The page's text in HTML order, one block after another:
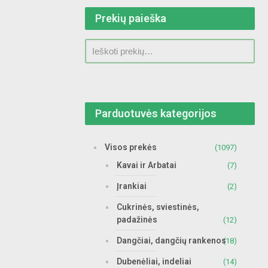
Prekių paieška
Parduotuvės kategorijos
Visos prekės (1097)
Kavai ir Arbatai (7)
Įrankiai (2)
Cukrinės, sviestinės,
padažinės
(12)
Dangčiai, dangčių rankenos(18)
Dubenėliai, indeliai (14)